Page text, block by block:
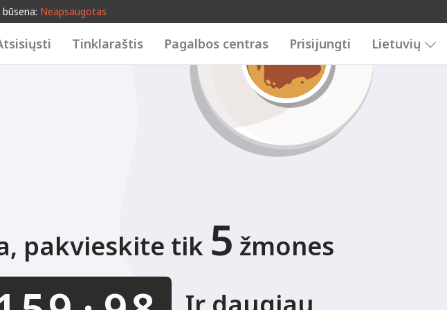
būsena: Neapsaugotas
Tinklaraštis Pagalbos centras Prisijungti Lietuvių
pakvieskite tik 5 žmones
.